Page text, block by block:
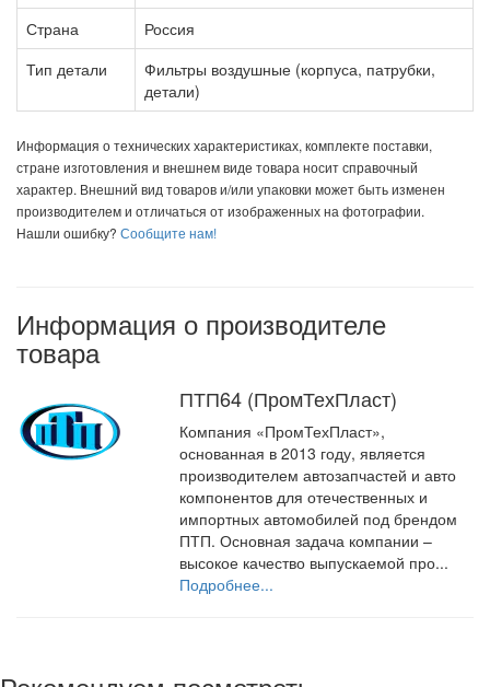
Страна
Россия
Тип детали
Фильтры воздушные (корпуса, патрубки,
детали)
Информация о технических характеристиках, комплекте поставки,
стране изготовления и внешнем виде товара носит справочный
характер. Внешний вид товаров и/или упаковки может быть изменен
производителем и отличаться от изображенных на фотографии.
Нашли ошибку? Сообщите нам!
Информация о производителе
товара
ПТП64 (ПромТехПласт)
Компания «ПромТехПласт»,
основанная в 2013 году, является
производителем автозапчастей и авто
компонентов для отечественных и
импортных автомобилей под брендом
ПТП. Основная задача компании –
высокое качество выпускаемой про...
Подробнее...